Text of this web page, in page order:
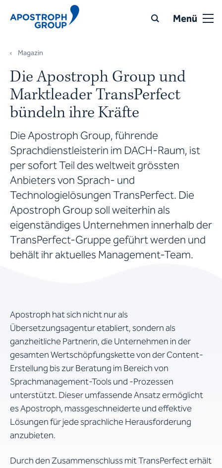
Menü
Magazin
Die Apostroph Group und
Marktleader TransPerfect
bündeln ihre Kräfte
Die Apostroph Group, führende
Sprachdienstleisterin im DACH-Raum, ist
per sofort Teil des weltweit grössten
Anbieters von Sprach- und
Technologielösungen TransPerfect. Die
Apostroph Group soll weiterhin als
eigenständiges Unternehmen innerhalb der
TransPerfect-Gruppe geführt werden und
behält ihr aktuelles Management-Team.
Apostroph hat sich nicht nur als
Übersetzungsagentur etabliert, sondern als
ganzheitliche Partnerin, die Unternehmen in der
gesamten Wertschöpfungskette von der Content-
Erstellung bis zur Beratung im Bereich von
Sprachmanagement-Tools und -Prozessen
unterstützt. Dieser umfassende Ansatz ermöglicht
es Apostroph, massgeschneiderte und effektive
Lösungen für jede sprachliche Herausforderung
anzubieten.
Durch den Zusammenschluss mit TransPerfect erhält